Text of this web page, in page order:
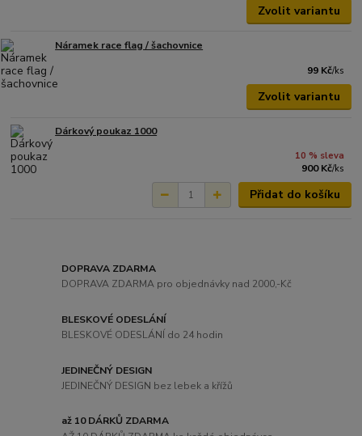
Zvolit variantu
Náramek race flag / šachovnice
99 Kč/ks
Zvolit variantu
Dárkový poukaz 1000
10 % sleva
900 Kč/ks
Přidat do košíku
DOPRAVA ZDARMA
DOPRAVA ZDARMA pro objednávky nad 2000,-Kč
BLESKOVÉ ODESLÁNÍ
BLESKOVÉ ODESLÁNÍ do 24 hodin
JEDINEČNÝ DESIGN
JEDINEČNÝ DESIGN bez lebek a křížů
až 10 DÁRKŮ ZDARMA